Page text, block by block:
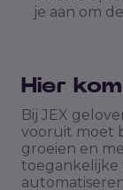
je aan om
Hier
Bij JEX
vooruit moet
groeien en
toegankelijke